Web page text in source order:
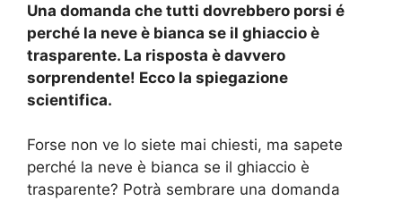
Una domanda che tutti dovrebbero porsi é
perché la neve è bianca se il ghiaccio è
trasparente. La risposta è davvero
sorprendente! Ecco la spiegazione
scientifica.
Forse non ve lo siete mai chiesti, ma sapete
perché la neve è bianca se il ghiaccio è
trasparente? Potrà sembrare una domanda